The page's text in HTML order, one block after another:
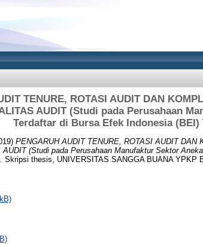
TENURE, ROTASI AUDIT DAN
AUDIT (Studi pada Perusahaan
Terdaftar di Bursa Efek Indonesia (BEI)
PENGARUH AUDIT TENURE, ROTASI AUDIT
(Studi pada Perusahaan Manufaktur Sektor
Skripsi thesis, UNIVERSITAS SANGGA BUANA YPKP